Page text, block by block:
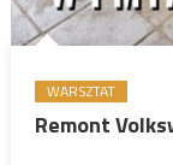
WARSZTAT
Remont